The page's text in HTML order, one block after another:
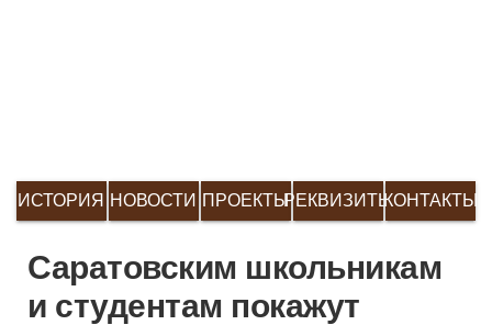
ИСТОРИЯ НОВОСТИ ПРОЕКТЫРЕКВИЗИТЫКОНТАКТЫ
Саратовским школьникам
и студентам покажут